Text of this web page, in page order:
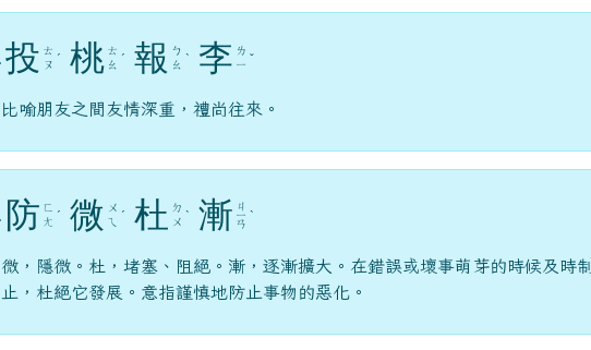
投 ㄊ
ㄡ ˊ 桃 ㄊ
ㄠ ˊ 報 ㄅ
ㄠ ˋ 李 ㄌ
ㄧ ˇ
比喻朋友之間友情深重，禮尚往來。
防 ㄈ
ㄤ ˊ 微 ㄨ
ㄟ
ˊ 杜 ㄉ
ㄨ ˋ 漸 ㄐ
ㄧ
ㄢ
ˋ
微，隱微。杜，堵塞、阻絕。漸，逐漸擴大。在錯誤或壞事萌芽的時候及時制
止，杜絕它發展。意指謹慎地防止事物的惡化。